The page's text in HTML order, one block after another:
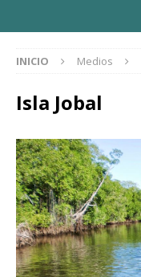
INICIO Medios
Isla Jobal